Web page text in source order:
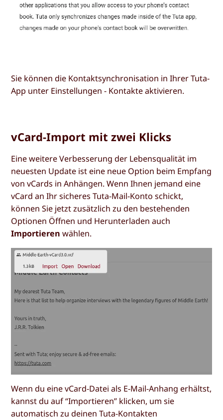
Sie können die Kontaktsynchronisation in Ihrer Tuta-
App unter Einstellungen - Kontakte aktivieren.
vCard-Import mit zwei Klicks
Eine weitere Verbesserung der Lebensqualität im
neuesten Update ist eine neue Option beim Empfang
von vCards in Anhängen. Wenn Ihnen jemand eine
vCard an Ihr sicheres Tuta-Mail-Konto schickt,
können Sie jetzt zusätzlich zu den bestehenden
Optionen Öffnen und Herunterladen auch
Importieren wählen.
Wenn du eine vCard-Datei als E-Mail-Anhang erhältst,
kannst du auf “Importieren” klicken, um sie
automatisch zu deinen Tuta-Kontakten